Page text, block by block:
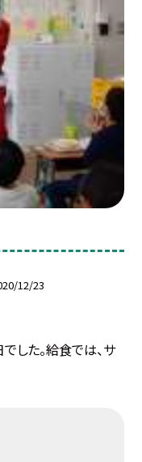
12/23
した。給食では、サ